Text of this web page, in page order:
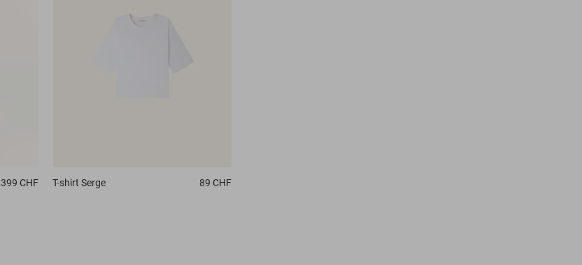
399 CHF T-shirt Serge 89 CHF